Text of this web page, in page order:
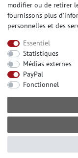
Avez-vou
Heures
modifier ou de retirer
fournissons plus
personnelles et des
Essentiel
Statistiques
Médias externes
PayPal
Fonctionnel